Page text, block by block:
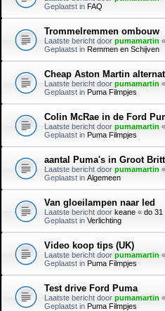
Geplaatst in FAQ
Trommelremmen ombouw
Laatste bericht door pumamartin «
Geplaatst in Remmen en Schijven
Cheap Aston Martin
Laatste bericht door pumamartin «
Geplaatst in Puma Filmpjes
Colin McRae in de Ford
Laatste bericht door pumamartin «
Geplaatst in Puma Filmpjes
aantal Puma's in Groot
Laatste bericht door pumamartin «
Geplaatst in Algemeen
Van gloeilampen naar led
Laatste bericht door keane « do 31
Geplaatst in Verlichting
Video koop tips (UK)
Laatste bericht door pumamartin «
Geplaatst in Puma Filmpjes
Test drive Ford Puma
Laatste bericht door pumamartin «
Geplaatst in Puma Filmpjes